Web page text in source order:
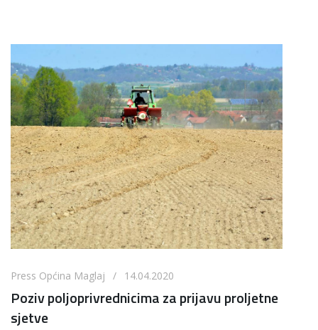
Press Općina Maglaj / 14.04.2020
Poziv poljoprivrednicima za prijavu proljetne
sjetve